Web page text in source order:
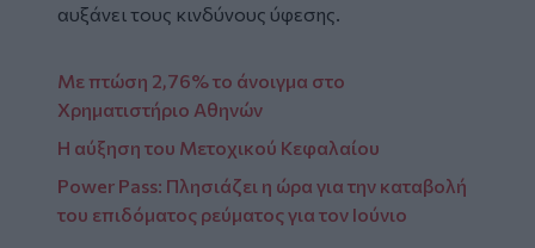
αυξάνει τους κινδύνους ύφεσης.
Mε πτώση 2,76% το άνοιγμα στο
Χρηματιστήριο Αθηνών
Η αύξηση του Μετοχικού Κεφαλαίου
Power Pass: Πλησιάζει η ώρα για την καταβολή
του επιδόματος ρεύματος για τον Ιούνιο